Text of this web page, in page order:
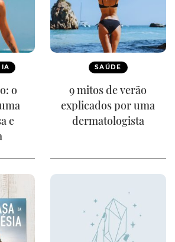
o
e
SAÚDE
9 mitos de verão
explicados por uma
dermatologista